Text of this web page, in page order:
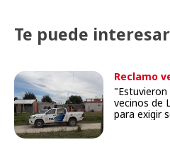
Te puede interesar
Reclamo
vecinos de
para exigir